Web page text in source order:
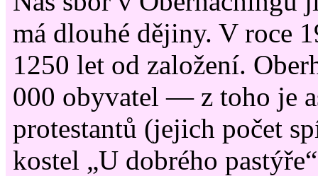
má dlouhé dějiny. V roce
1250 let od založení.
000 obyvatel — z toho je
protestantů (jejich počet
kostel „U dobrého